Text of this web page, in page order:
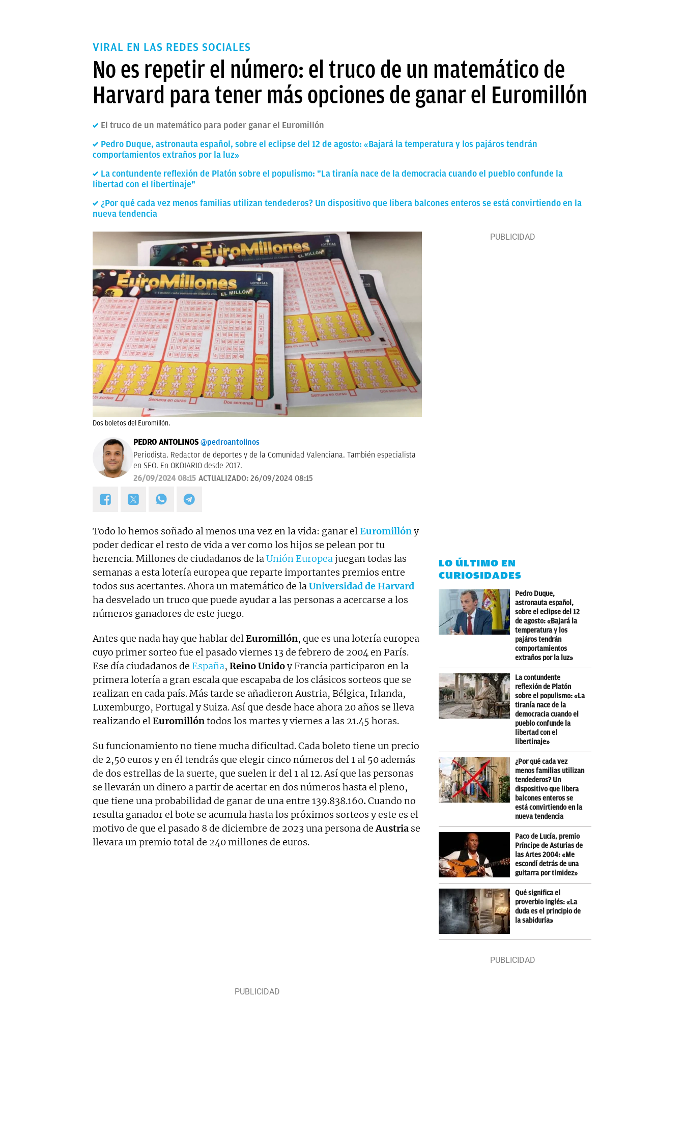
VIRAL EN LAS REDES SOCIALES
No es repetir el número: el truco de un matemático de
Harvard para tener más opciones de ganar el Euromillón
El truco de un matemático para poder ganar el Euromillón
Pedro Duque, astronauta español, sobre el eclipse del 12 de agosto: «Bajará la temperatura y los pajáros tendrán
comportamientos extraños por la luz»
La contundente reflexión de Platón sobre el populismo: "La tiranía nace de la democracia cuando el pueblo confunde la
libertad con el libertinaje"
¿Por qué cada vez menos familias utilizan tendederos? Un dispositivo que libera balcones enteros se está convirtiendo en la
nueva tendencia
Dos boletos del Euromillón.
PEDRO ANTOLINOS @pedroantolinos
Periodista. Redactor de deportes y de la Comunidad Valenciana. También especialista
en SEO. En OKDIARIO desde 2017.
26/09/2024 08:15 ACTUALIZADO: 26/09/2024 08:15
Todo lo hemos soñado al menos una vez en la vida: ganar elEuromillóny
poder dedicar el resto de vida a ver como los hijos se pelean por tu
herencia. Millones de ciudadanos de laUnión Europeajuegan todas las
semanas a esta lotería europea que reparte importantes premios entre
todos sus acertantes. Ahora un matemático de laUniversidad de Harvard
ha desvelado un truco que puede ayudar a las personas a acercarse a los
números ganadores de este juego.
Antes que nada hay que hablar delEuromillón, que es una lotería europea
cuyo primer sorteo fue el pasado viernes 13 de febrero de 2004 en París.
Ese día ciudadanos de España, Reino Unidoy Francia participaron en la
primera lotería a gran escala que escapaba de los clásicos sorteos que se
realizan en cada país. Más tarde se añadieron Austria, Bélgica, Irlanda,
Luxemburgo, Portugal y Suiza. Así que desde hace ahora 20 años se lleva
realizando elEuromillóntodos los martes y viernes a las 21.45 horas.
Su funcionamiento no tiene mucha dificultad. Cada boleto tiene un precio
de 2,50 euros y en él tendrás que elegir cinco números del 1 al 50 además
de dos estrellas de la suerte, que suelen ir del 1 al 12. Así que las personas
se llevarán un dinero a partir de acertar en dos números hasta el pleno,
que tiene una probabilidad de ganar de una entre 139.838.160.Cuando no
resulta ganador el bote se acumula hasta los próximos sorteos y este es el
motivo de que el pasado 8 de diciembre de 2023 una persona deAustria se
llevara un premio total de 240 millones de euros.
LO ÚLTIMO EN
CURIOSIDADES
Pedro Duque,
astronauta español,
sobre el eclipse del 12
de agosto: «Bajará la
temperatura y los
pajáros tendrán
comportamientos
extraños por la luz»
La contundente
reflexión de Platón
sobre el populismo: «La
tiranía nace de la
democracia cuando el
pueblo confunde la
libertad con el
libertinaje»
¿Por qué cada vez
menos familias utilizan
tendederos? Un
dispositivo que libera
balcones enteros se
está convirtiendo en la
nueva tendencia
Paco de Lucía, premio
Príncipe de Asturias de
las Artes 2004: «Me
escondí detrás de una
guitarra por timidez»
Qué significa el
proverbio inglés: «La
duda es el principio de
la sabiduría»